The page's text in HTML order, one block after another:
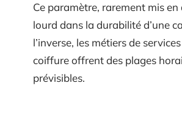
Ce paramètre, rarement mis en
lourd dans la durabilité d’une
l’inverse, les métiers de
coiffure offrent des plages
prévisibles.